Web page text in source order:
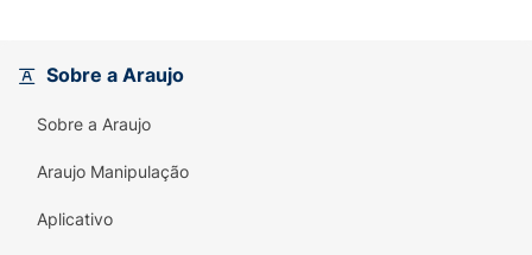
Sobre a Araujo
Sobre a Araujo
Araujo Manipulação
Aplicativo